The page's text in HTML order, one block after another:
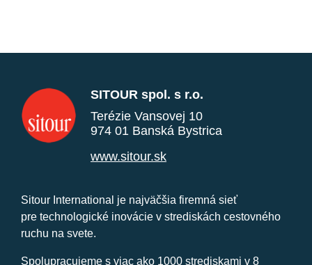
SITOUR spol. s r.o.
Terézie Vansovej 10
974 01 Banská Bystrica
www.sitour.sk
Sitour International je najväčšia firemná sieť
pre technologické inovácie v strediskách cestovného
ruchu na svete.
Spolupracujeme s viac ako 1000 strediskami v 8